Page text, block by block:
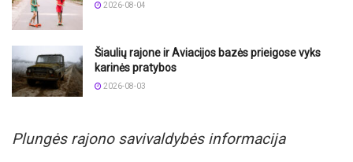
2026-08-04
Šiaulių rajone ir Aviacijos bazės prieigose vyks
karinės pratybos
2026-08-03
Plungės rajono savivaldybės informacija